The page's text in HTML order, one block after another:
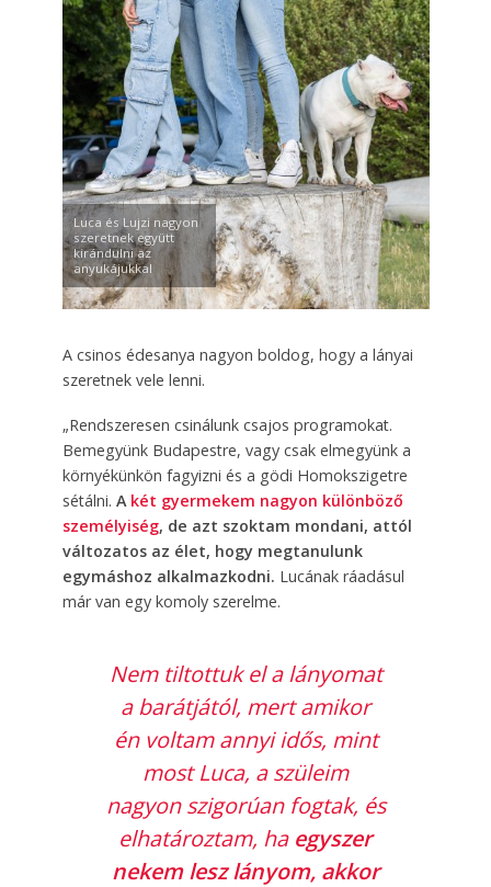
Luca és Lujzi nagyon
szeretnek együtt
kirándulni az
anyukájukkal
A csinos édesanya nagyon boldog, hogy a lányai
szeretnek vele lenni.
„Rendszeresen csinálunk csajos programokat.
Bemegyünk Budapestre, vagy csak elmegyünk a
környékünkön fagyizni és a gödi Homokszigetre
sétálni. A két gyermekem nagyon különböző
személyiség, de azt szoktam mondani, attól
változatos az élet, hogy megtanulunk
egymáshoz alkalmazkodni. Lucának ráadásul
már van egy komoly szerelme.
Nem tiltottuk el a lányomat
a barátjától, mert amikor
én voltam annyi idős, mint
most Luca, a szüleim
nagyon szigorúan fogtak, és
elhatároztam, ha egyszer
nekem lesz lányom, akkor